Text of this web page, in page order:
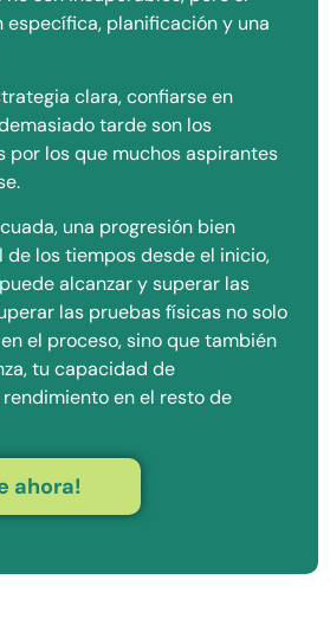
específica, planificación y una
clara, confiarse en
tarde son los
por los que muchos aspirantes
una progresión bien
los tiempos desde el inicio,
alcanzar y superar las
las pruebas físicas no solo
el proceso, sino que también
tu capacidad de
en el resto de
ahora!